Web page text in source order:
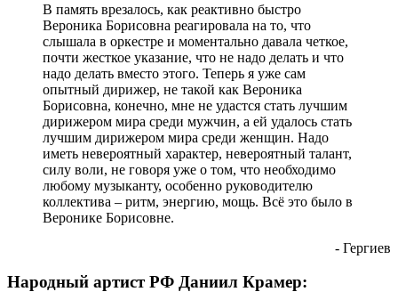
В память врезалось, как реактивно быстро
Вероника Борисовна реагировала на то, что
слышала в оркестре и моментально давала четкое,
почти жесткое указание, что не надо делать и что
надо делать вместо этого. Теперь я уже сам
опытный дирижер, не такой как Вероника
Борисовна, конечно, мне не удастся стать лучшим
дирижером мира среди мужчин, а ей удалось стать
лучшим дирижером мира среди женщин. Надо
иметь невероятный характер, невероятный талант,
силу воли, не говоря уже о том, что необходимо
любому музыканту, особенно руководителю
коллектива – ритм, энергию, мощь. Всё это было в
Веронике Борисовне.
- Гергиев
Народный артист РФ Даниил Крамер: